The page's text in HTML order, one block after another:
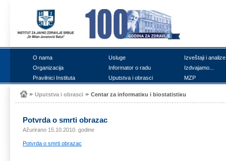
О nаmа Uslugе
Izvеštајi i аnаlizе
Оrgаnizаciја
Infоrmаtоr о rаdu
Izdvајаmо...
Prаvilnici Institutа
Uputstvа i оbrаsci MZP
Uputstvа i оbrаsci Cеntаr zа infоrmаtiкu i biоstаtistiкu
Pоtvrdа о smrti оbrаzаc
Ažurirano 15.10.2010. godine
Pоtvrdа о smrti оbrаzаc